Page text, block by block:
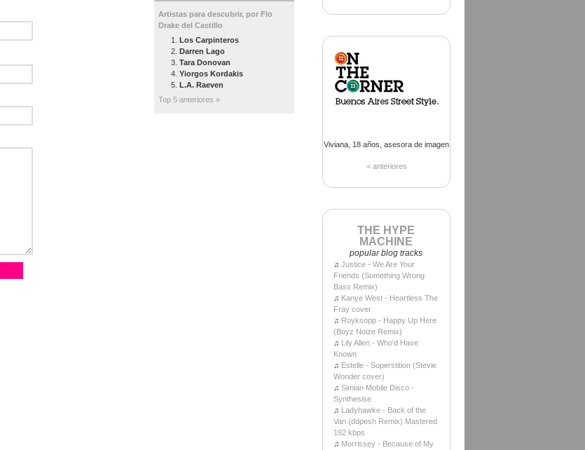
Viviana, 18 años, asesora de imagen
< anteriores
THE HYPE
MACHINE
popular blog tracks
♫ Justice - We Are Your
Friends (Something Wrong
Bass Remix)
♫ Kanye West - Heartless The
Fray cover
♫ Royksopp - Happy Up Here
(Boyz Noize Remix)
♫ Lily Allen - Who'd Have
Known
♫ Estelle - Superstition (Stevie
Wonder cover)
♫ Simian Mobile Disco -
Synthesise
♫ Ladyhawke - Back of the
Van (ddpesh Remix) Mastered
192 kbps
♫ Morrissey - Because of My
Artistas para descubrir, por Flo
Drake del Castillo
Los Carpinteros
Darren Lago
Tara Donovan
Yiorgos Kordakis
L.A. Raeven
Top 5 anteriores »